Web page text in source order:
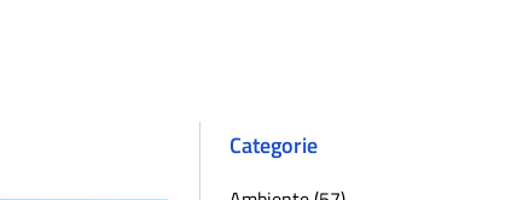
Categorie